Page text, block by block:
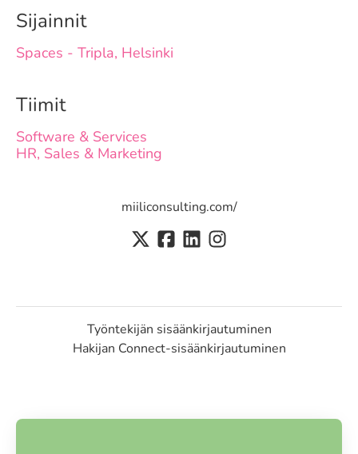
Sijainnit
Spaces - Tripla, Helsinki
Tiimit
Software & Services
HR, Sales & Marketing
miiliconsulting.com/
Työntekijän sisäänkirjautuminen
Hakijan Connect-sisäänkirjautuminen